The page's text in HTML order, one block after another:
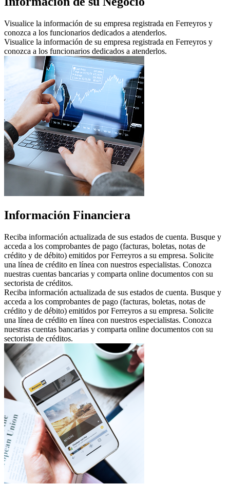
Visualice la información de su empresa registrada en Ferreyros y
conozca a los funcionarios dedicados a atenderlos.
Visualice la información de su empresa registrada en Ferreyros y
conozca a los funcionarios dedicados a atenderlos.
Información Financiera
Reciba información actualizada de sus estados de cuenta. Busque y
acceda a los comprobantes de pago (facturas, boletas, notas de
crédito y de débito) emitidos por Ferreyros a su empresa. Solicite
una línea de crédito en línea con nuestros especialistas. Conozca
nuestras cuentas bancarias y comparta online documentos con su
sectorista de créditos.
Reciba información actualizada de sus estados de cuenta. Busque y
acceda a los comprobantes de pago (facturas, boletas, notas de
crédito y de débito) emitidos por Ferreyros a su empresa. Solicite
una línea de crédito en línea con nuestros especialistas. Conozca
nuestras cuentas bancarias y comparta online documentos con su
sectorista de créditos.